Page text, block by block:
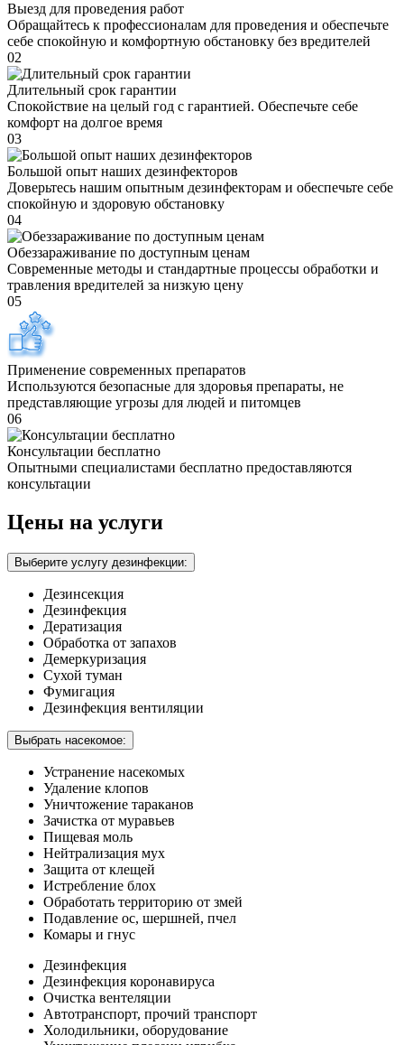
Выезд для проведения работ
Обращайтесь к профессионалам для проведения и обеспечьте
себе спокойную и комфортную обстановку без вредителей
02
Длительный срок гарантии
Спокойствие на целый год с гарантией. Обеспечьте себе
комфорт на долгое время
03
Большой опыт наших дезинфекторов
Доверьтесь нашим опытным дезинфекторам и обеспечьте себе
спокойную и здоровую обстановку
04
Обеззараживание по доступным ценам
Современные методы и стандартные процессы обработки и
травления вредителей за низкую цену
05
Применение современных препаратов
Используются безопасные для здоровья препараты, не
представляющие угрозы для людей и питомцев
06
Консультации бесплатно
Опытными специалистами бесплатно предоставляются
консультации
Цены на услуги
Выберите услугу дезинфекции:
Дезинсекция
Дезинфекция
Дератизация
Обработка от запахов
Демеркуризация
Сухой туман
Фумигация
Дезинфекция вентиляции
Выбрать насекомое:
Устранение насекомых
Удаление клопов
Уничтожение тараканов
Зачистка от муравьев
Пищевая моль
Нейтрализация мух
Защита от клещей
Истребление блох
Обработать территорию от змей
Подавление ос, шершней, пчел
Комары и гнус
Дезинфекция
Дезинфекция коронавируса
Очистка вентеляции
Автотранспорт, прочий транспорт
Холодильники, оборудование